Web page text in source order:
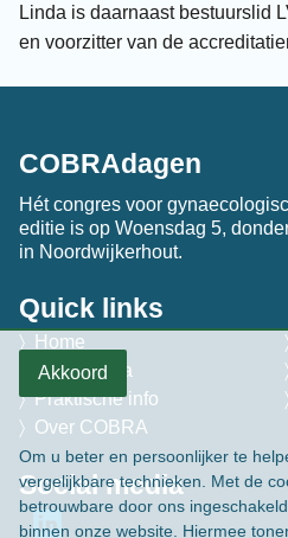
Linda is daarnaast bestuurslid
en voorzitter van de
Akkoord
Om u beter en persoonlijker te
vergelijkbare technieken. Met de
betrouwbare door ons
binnen onze website. Hiermee
COBRAdagen
Hét congres voor
editie is op Woensdag 5,
in Noordwijkerhout.
Quick links
Home
Programma
Praktische info
Over COBRA
Social media